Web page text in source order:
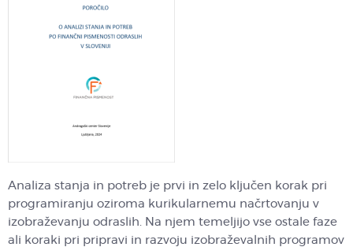
Analiza stanja in potreb je prvi in zelo ključen korak pri
programiranju oziroma kurikularnemu načrtovanju v
izobraževanju odraslih. Na njem temeljijo vse ostale faze
ali koraki pri pripravi in razvoju izobraževalnih programov